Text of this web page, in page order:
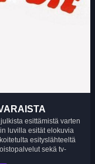
esittämistä varten
luvilla esität elokuvia
esityslähteeltä
sekä tv-